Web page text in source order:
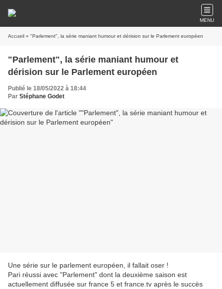
MENU
Accueil » "Parlement", la série maniant humour et dérision sur le Parlement européen
"Parlement", la série maniant humour et
dérision sur le Parlement européen
Publié le 18/05/2022 à 18:44
Par Stéphane Godet
Une série sur le parlement européen, il fallait oser !
Pari réussi avec "Parlement" dont la deuxième saison est
actuellement diffusée sur france 5 et france.tv après le succès